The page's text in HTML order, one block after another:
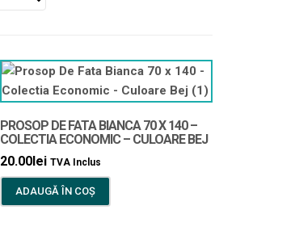
PROSOP DE FATA BIANCA 70 X 140 –
COLECTIA ECONOMIC – CULOARE BEJ
20.00lei TVA Inclus
ADAUGĂ ÎN COȘ